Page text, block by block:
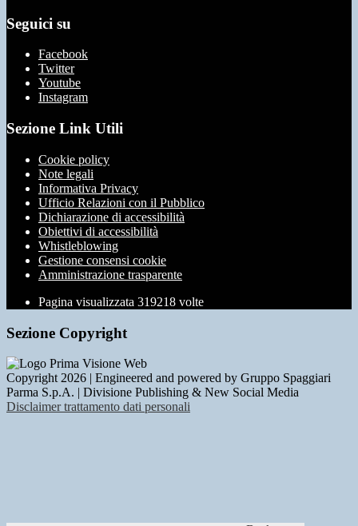
Seguici su
Facebook
Twitter
Youtube
Instagram
Sezione Link Utili
Cookie policy
Note legali
Informativa Privacy
Ufficio Relazioni con il Pubblico
Dichiarazione di accessibilità
Obiettivi di accessibilità
Whistleblowing
Gestione consensi cookie
Amministrazione trasparente
Pagina visualizzata 319218 volte
Sezione Copyright
Copyright 2026 | Engineered and powered by Gruppo Spaggiari
Parma S.p.A. | Divisione Publishing & New Social Media
Disclaimer trattamento dati personali